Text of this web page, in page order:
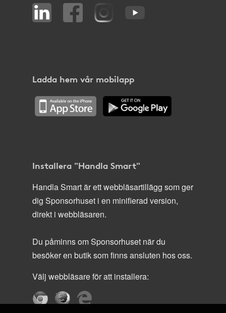
Ladda hem vår mobilapp
Installera "Handla Smart"
Handla Smart är ett webbläsartillägg som ger
dig Sponsorhuset i en minifierad version,
direkt i webbläsaren.
Du påminns om Sponsorhuset när du
besöker en butik som finns ansluten hos oss.
Välj webbläsare för att installera: